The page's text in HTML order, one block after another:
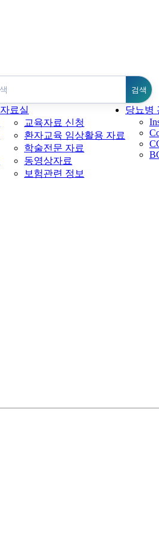
검색
자료실
교육자료 신청
환자교육 임상활용 자료
학술전문 자료
동영상자료
보험관련 정보
당뇨병